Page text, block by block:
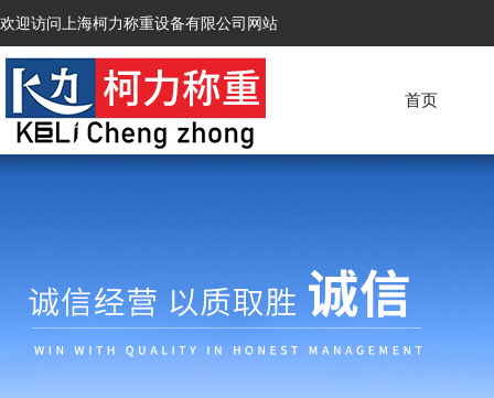
欢迎访问上海柯力称重设备有限公司网站
首页